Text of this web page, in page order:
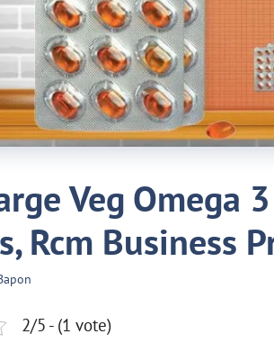
Veg Omega
Rcm Business
2/5 - (1 vote)